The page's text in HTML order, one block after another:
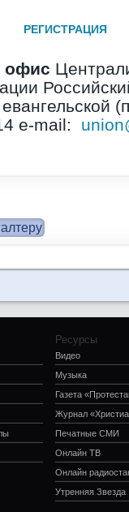
РЕГИСТРАЦИЯ
офис
e-mail:
Ресурсы
Видео
Музыка
Газета
Журнал
Печатные СМИ
Онлайн ТВ
Онлайн
Утренняя Звезда